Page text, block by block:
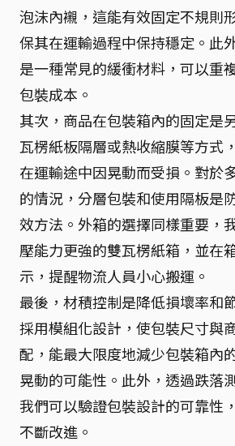
泡沫內襯，這能有效固定不規則
保其在運輸過程中保持穩定。此
是一種常見的緩衝材料，可以重
包裝成本。
其次，商品在包裝箱內的固定是
瓦楞紙板隔層或熱收縮膜等方式
在運輸途中因晃動而受損。對於
的情況，分層包裝和使用隔板是
效方法。外箱的選擇同樣重要，
壓能力更強的雙瓦楞紙箱，並在
示，提醒物流人員小心搬運。
最後，材積控制是降低損壞率和
採用模組化設計，使包裝尺寸與
配，能最大限度地減少包裝箱內
晃動的可能性。此外，透過跌落
我們可以驗證包裝設計的可靠性
不斷改進。